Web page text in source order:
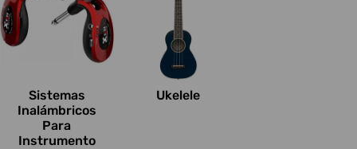
Sistemas
Inalámbricos
Para
Instrumento
Ukelele